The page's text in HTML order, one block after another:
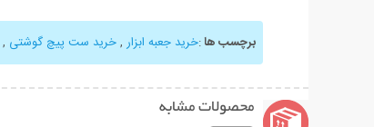
برچسب ها:خرید جعبه ابزار ,خرید ست پیچ گوشتی ,
محصولات مشابه